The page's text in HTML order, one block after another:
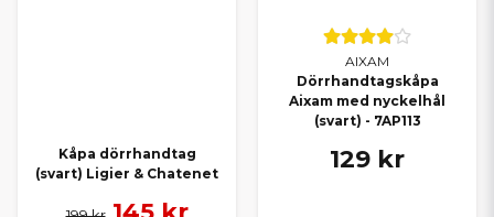
Kåpa dörrhandtag
(svart) Ligier & Chatenet
AIXAM
Dörrhandtagskåpa
Aixam med nyckelhål
(svart) - 7AP113
129 kr